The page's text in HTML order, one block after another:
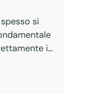
si
i
e dolore